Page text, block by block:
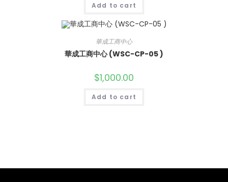
Add to cart
華成工商中心
華成工商中心 (WSC-CP-05 )
$1,000.00
Add to cart